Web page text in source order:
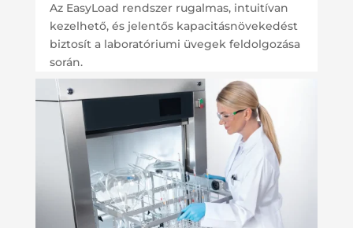
Az EasyLoad rendszer rugalmas, intuitívan
kezelhető, és jelentős kapacitásnövekedést
biztosít a laboratóriumi üvegek feldolgozása
során.